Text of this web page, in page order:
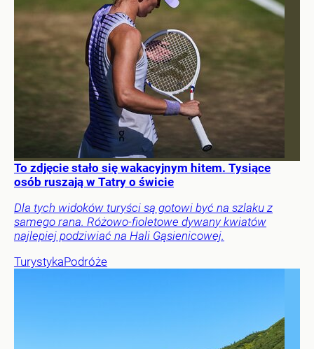
To zdjęcie stało się wakacyjnym hitem. Tysiące
osób ruszają w Tatry o świcie
Dla tych widoków turyści są gotowi być na szlaku z
samego rana. Różowo-fioletowe dywany kwiatów
najlepiej podziwiać na Hali Gąsienicowej.
TurystykaPodróże